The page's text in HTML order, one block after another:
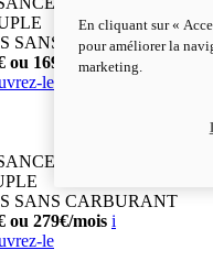
SANS CARBURANT
ou 169€/mois i
le
SANS CARBURANT
ou 279€/mois i
le
En cliquant sur «
pour améliorer la
marketing.